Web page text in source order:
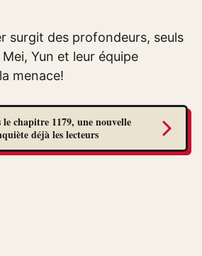
surgit des profondeurs, seuls
Yun et leur équipe
menace!
le chapitre 1179, une nouvelle
déjà les lecteurs